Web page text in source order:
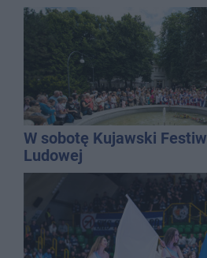
W sobotę Kujawski
Ludowej